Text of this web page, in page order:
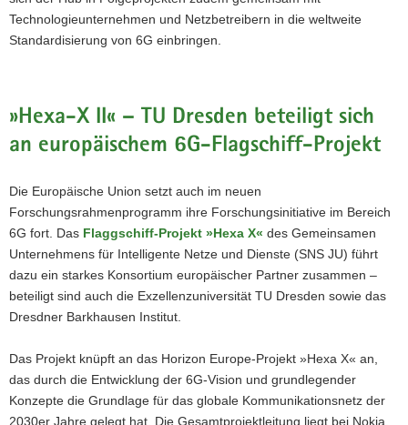
Technologieunternehmen und Netzbetreibern in die weltweite
Standardisierung von 6G einbringen.
»Hexa-X II« – TU Dresden beteiligt sich
an europäischem 6G-Flagschiff-Projekt
Die Europäische Union setzt auch im neuen
Forschungsrahmenprogramm ihre Forschungsinitiative im Bereich
6G fort. Das Flaggschiff-Projekt »Hexa X« des Gemeinsamen
Unternehmens für Intelligente Netze und Dienste (SNS JU) führt
dazu ein starkes Konsortium europäischer Partner zusammen –
beteiligt sind auch die Exzellenzuniversität TU Dresden sowie das
Dresdner Barkhausen Institut.
Das Projekt knüpft an das Horizon Europe-Projekt »Hexa X« an,
das durch die Entwicklung der 6G-Vision und grundlegender
Konzepte die Grundlage für das globale Kommunikationsnetz der
2030er Jahre gelegt hat. Die Gesamtprojektleitung liegt bei Nokia,